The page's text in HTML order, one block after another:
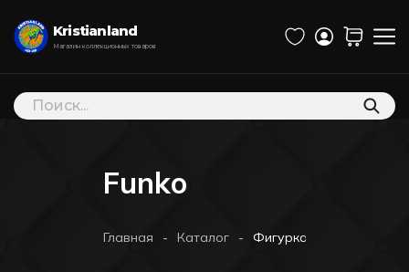
Kristianland
Магазин коллекционных товаров
Поиск
товаров
Funko
Главная - Каталог - Фигурка Funko POP!